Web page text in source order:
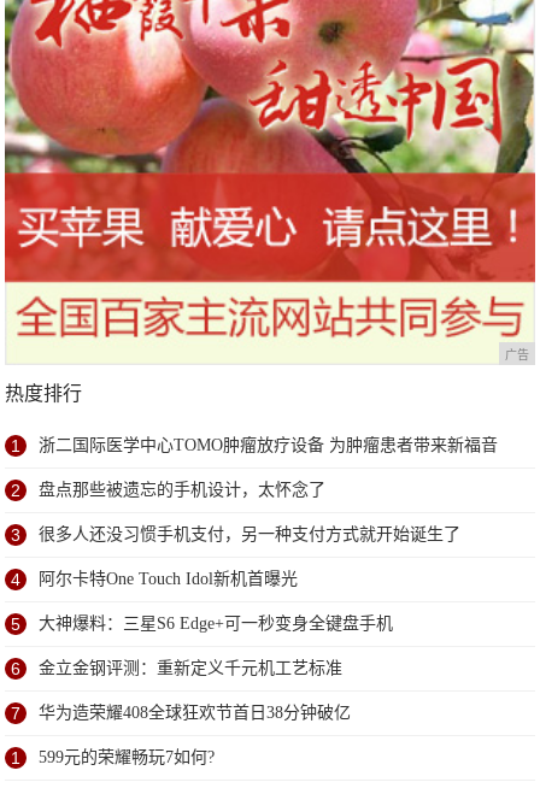
广告
热度排行
1 浙二国际医学中心TOMO肿瘤放疗设备 为肿瘤患者带来新福音
2 盘点那些被遗忘的手机设计，太怀念了
3 很多人还没习惯手机支付，另一种支付方式就开始诞生了
4 阿尔卡特One Touch Idol新机首曝光
5 大神爆料：三星S6 Edge+可一秒变身全键盘手机
6 金立金钢评测：重新定义千元机工艺标准
7 华为造荣耀408全球狂欢节首日38分钟破亿
1 599元的荣耀畅玩7如何?